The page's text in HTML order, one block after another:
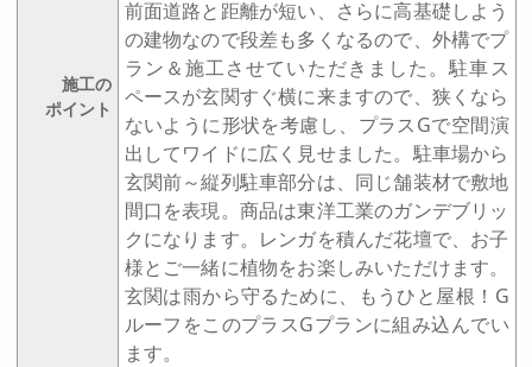
施工の
ポイント
前面道路と距離が短い、さらに高基礎しよう
の建物なので段差も多くなるので、外構でプ
ラン＆施工させていただきました。駐車ス
ペースが玄関すぐ横に来ますので、狭くなら
ないように形状を考慮し、プラスGで空間演
出してワイドに広く見せました。駐車場から
玄関前～縦列駐車部分は、同じ舗装材で敷地
間口を表現。商品は東洋工業のガンデブリッ
クになります。レンガを積んだ花壇で、お子
様とご一緒に植物をお楽しみいただけます。
玄関は雨から守るために、もうひと屋根！G
ルーフをこのプラスGプランに組み込んでい
ます。